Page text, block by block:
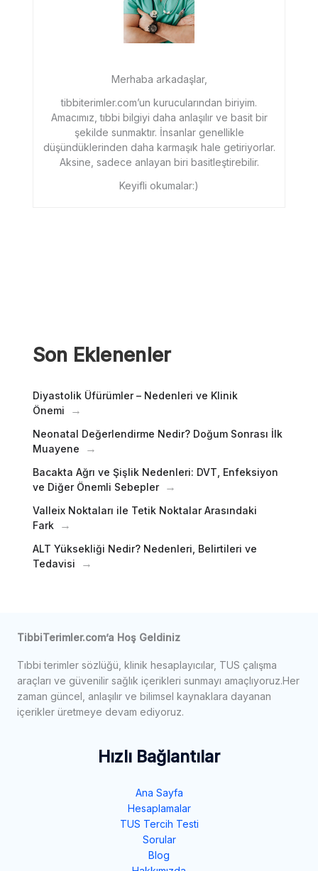
Merhaba arkadaşlar,
tibbiterimler.com’un kurucularından biriyim.
Amacımız, tıbbi bilgiyi daha anlaşılır ve basit bir
şekilde sunmaktır. İnsanlar genellikle
düşündüklerinden daha karmaşık hale getiriyorlar.
Aksine, sadece anlayan biri basitleştirebilir.
Keyifli okumalar:)
Son Eklenenler
Diyastolik Üfürümler – Nedenleri ve Klinik
Önemi
Neonatal Değerlendirme Nedir? Doğum Sonrası İlk
Muayene
Bacakta Ağrı ve Şişlik Nedenleri: DVT, Enfeksiyon
ve Diğer Önemli Sebepler
Valleix Noktaları ile Tetik Noktalar Arasındaki
Fark
ALT Yüksekliği Nedir? Nedenleri, Belirtileri ve
Tedavisi
TibbiTerimler.com’a Hoş Geldiniz
Tıbbi terimler sözlüğü, klinik hesaplayıcılar, TUS çalışma
araçları ve güvenilir sağlık içerikleri sunmayı amaçlıyoruz.Her
zaman güncel, anlaşılır ve bilimsel kaynaklara dayanan
içerikler üretmeye devam ediyoruz.
Hızlı Bağlantılar
Ana Sayfa
Hesaplamalar
TUS Tercih Testi
Sorular
Blog